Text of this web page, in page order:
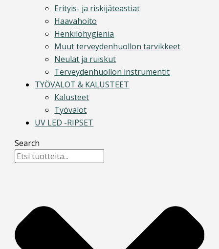
Erityis- ja riskijäteastiat
Haavahoito
Henkilöhygienia
Muut terveydenhuollon tarvikkeet
Neulat ja ruiskut
Terveydenhuollon instrumentit
TYÖVALOT & KALUSTEET
Kalusteet
Työvalot
UV LED -RIPSET
Search